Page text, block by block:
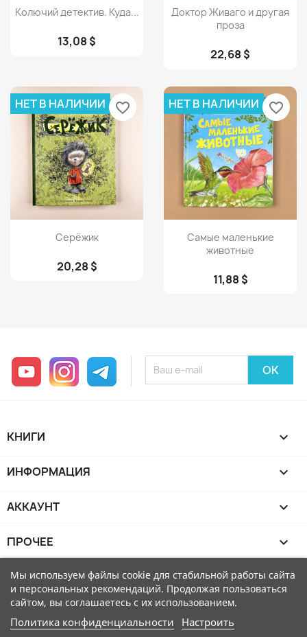
Просмотр
Колючий детектив. Куда...
13,08 $
Просмотр
Доктор Живаго и другая
проза
22,68 $
Просмотр
Серёжик
20,28 $
НЕТ В НАЛИЧИИ favorite_border
Просмотр
Самые маленькие
животные
11,88 $
НЕТ В НАЛИЧИИ favorite_border
YouTube InstagramTelegram
КНИГИ 
ИНФОРМАЦИЯ 
АККАУНТ 
ПРОЧЕЕ 
Мы используем файлы cookie для стабильной работы сайта
и персональных рекомендаций. Продолжая пользоваться
сайтом, вы соглашаетесь с их использованием.
Политика конфиденциальности Настроить